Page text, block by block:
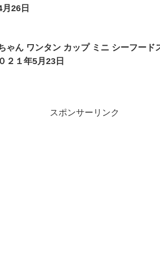
月26日
ゃん ワンタン カップ ミニ シーフー
２１年5月23日
スポンサーリンク